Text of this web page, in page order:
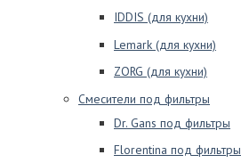
IDDIS (для кухни)
Lemark (для кухни)
ZORG (для кухни)
Смесители под фильтры
Dr. Gans под фильтры
Florentina под фильтры